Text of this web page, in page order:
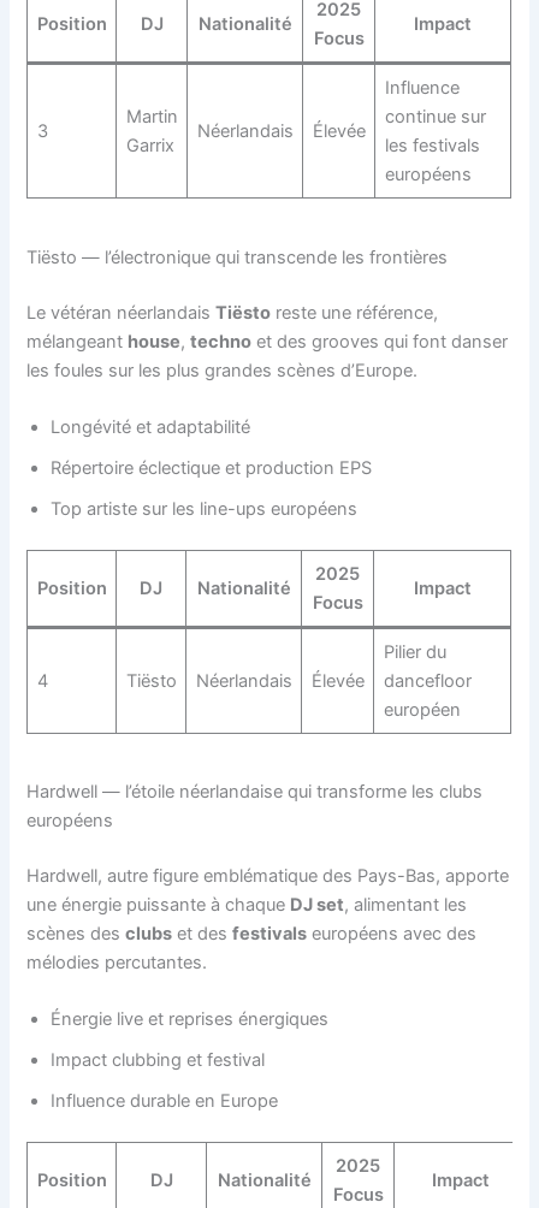
Position DJ Nationalité
2025
Focus
Impact
3
Martin
Garrix
Néerlandais Élevée
Influence
continue sur
les festivals
européens
Tiësto — l’électronique qui transcende les frontières
Le vétéran néerlandaisTiësto reste une référence,
mélangeant house,techno et des grooves qui font danser
les foules sur les plus grandes scènes d’Europe.
Longévité et adaptabilité
Répertoire éclectique et production EPS
Top artiste sur les line-ups européens
Position DJ Nationalité
2025
Focus
Impact
4 Tiësto Néerlandais Élevée
Pilier du
dancefloor
européen
Hardwell — l’étoile néerlandaise qui transforme les clubs
européens
Hardwell, autre figure emblématique des Pays-Bas, apporte
une énergie puissante à chaque DJ set, alimentant les
scènes desclubs et desfestivals européens avec des
mélodies percutantes.
Énergie live et reprises énergiques
Impact clubbing et festival
Influence durable en Europe
Position DJ Nationalité
2025
Focus
Impact